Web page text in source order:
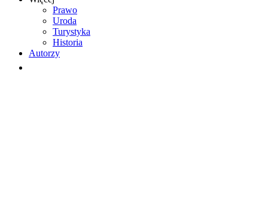
Prawo
Uroda
Turystyka
Historia
Autorzy